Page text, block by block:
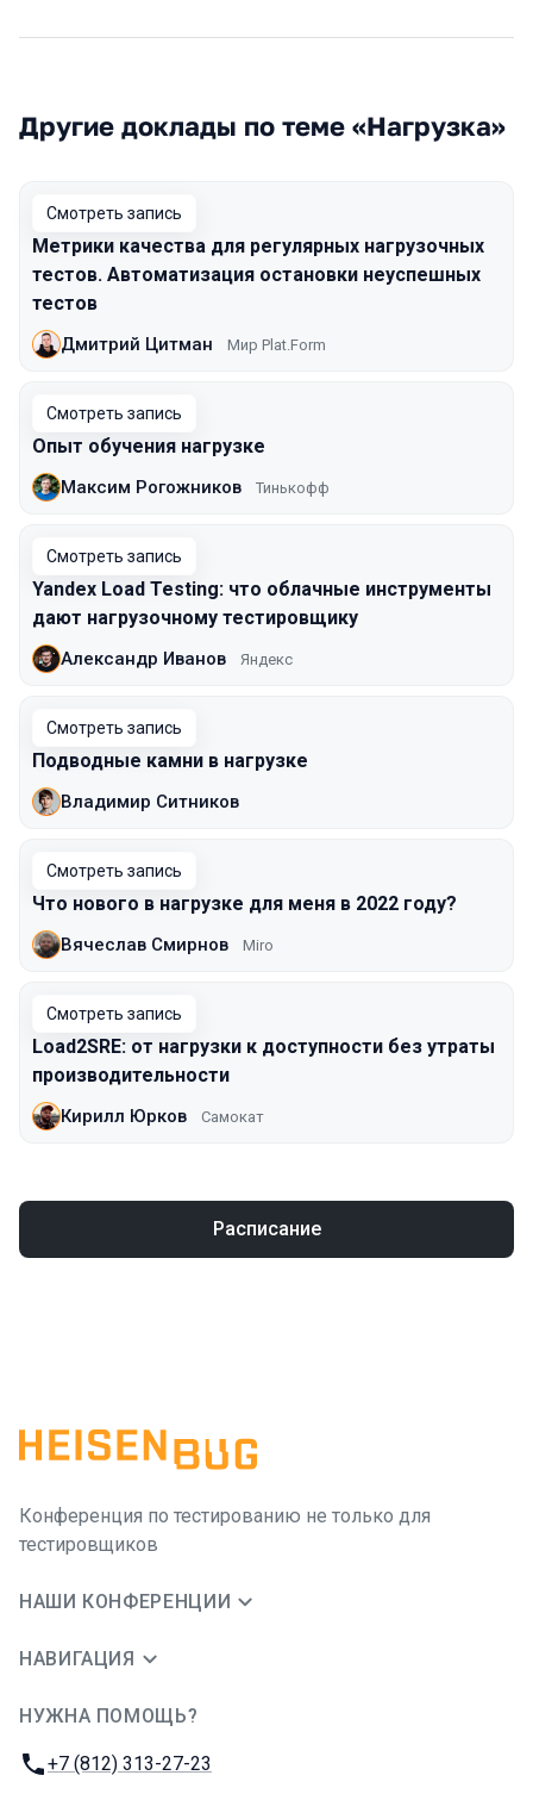
Другие доклады по теме «Нагрузка»
Смотреть запись
Метрики качества для регулярных нагрузочных
тестов. Автоматизация остановки неуспешных
тестов
Дмитрий Цитман Мир Plat.Form
Смотреть запись
Опыт обучения нагрузке
Максим Рогожников Тинькофф
Смотреть запись
Yandex Load Testing: что облачные инструменты
дают нагрузочному тестировщику
Александр Иванов Яндекс
Смотреть запись
Подводные камни в нагрузке
Владимир Ситников
Смотреть запись
Что нового в нагрузке для меня в 2022 году?
Вячеслав Смирнов Miro
Смотреть запись
Load2SRE: от нагрузки к доступности без утраты
производительности
Кирилл Юрков Самокат
Расписание
Конференция по тестированию не только для
тестировщиков
НАШИ КОНФЕРЕНЦИИ
НАВИГАЦИЯ
НУЖНА ПОМОЩЬ?
Телефон:
+7 (812) 313-27-23